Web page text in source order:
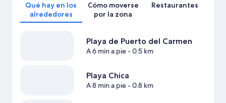
Qué hay en los
alrededores
Cómo moverse
por la zona
Restaurantes
Playa de Puerto del Carmen
A 6 min a pie- 0.5 km
Playa Chica
A 8 min a pie- 0.8 km